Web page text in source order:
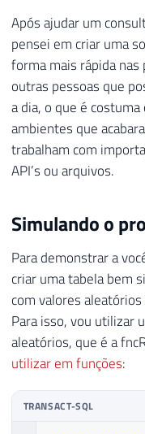
Após ajudar um
pensei em criar uma
forma mais rápida
outras pessoas que
a dia, o que é
ambientes que
trabalham com
API’s ou arquivos.
Simulando o
Para demonstrar a
criar uma tabela bem
com valores
Para isso, vou utilizar
aleatórios, que é a
utilizar em funções:
TRANSACT-SQL